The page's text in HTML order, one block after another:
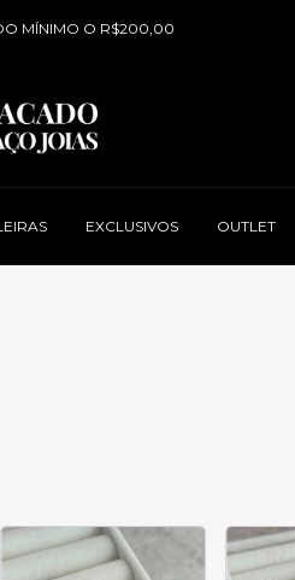
MÍNIMO O R$200,00
EXCLUSIVOS OUTLET